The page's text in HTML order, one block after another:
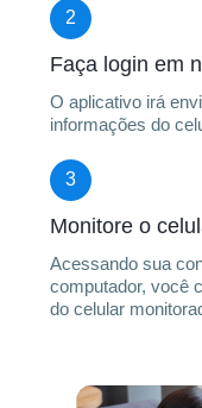
2
Faça login em
O aplicativo irá
informações do
3
Monitore o
Acessando sua
computador, você
do celular